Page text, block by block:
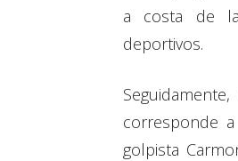
a costa de la
deportivos.
corresponde
golpista